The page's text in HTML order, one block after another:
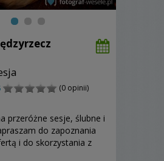
(0 opinii)
przeróżne sesje, ślubne i
do zapoznania
i do skorzystania z